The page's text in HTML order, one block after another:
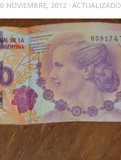
NOVIEMBRE, 2012 · ACTUALIZADO